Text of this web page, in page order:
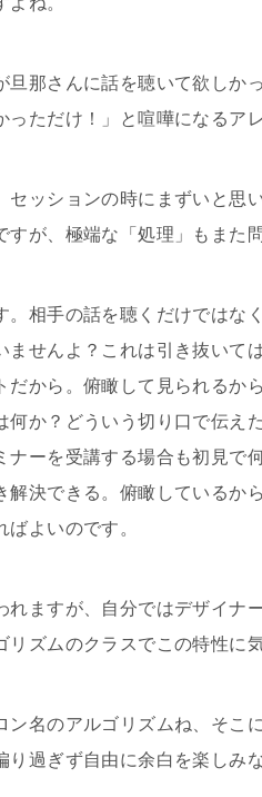
旦那さんに話を聴いて欲しか
っただけ！」と喧嘩になるアレ
セッションの時にまずいと思
すが、極端な「処理」もまた問
。相手の話を聴くだけではな
ませんよ？これは引き抜いて
だから。俯瞰して見られるか
何か？どういう切り口で伝え
ナーを受講する場合も初見で
解決できる。俯瞰しているか
ばよいのです。
れますが、自分ではデザイナ
リズムのクラスでこの特性に
ン名のアルゴリズムね、そ
り過ぎず自由に余白を楽しみ